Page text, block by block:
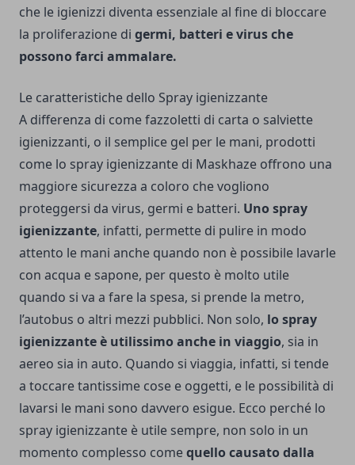
che le igienizzi diventa essenziale al fine di bloccare
la proliferazione di germi, batteri e virus che
possono farci ammalare.
Le caratteristiche dello Spray igienizzante
A differenza di come fazzoletti di carta o salviette
igienizzanti, o il semplice gel per le mani, prodotti
come lo spray igienizzante di Maskhaze offrono una
maggiore sicurezza a coloro che vogliono
proteggersi da virus, germi e batteri. Uno spray
igienizzante, infatti, permette di pulire in modo
attento le mani anche quando non è possibile lavarle
con acqua e sapone, per questo è molto utile
quando si va a fare la spesa, si prende la metro,
l’autobus o altri mezzi pubblici. Non solo, lo spray
igienizzante è utilissimo anche in viaggio, sia in
aereo sia in auto. Quando si viaggia, infatti, si tende
a toccare tantissime cose e oggetti, e le possibilità di
lavarsi le mani sono davvero esigue. Ecco perché lo
spray igienizzante è utile sempre, non solo in un
momento complesso comequello causato dalla